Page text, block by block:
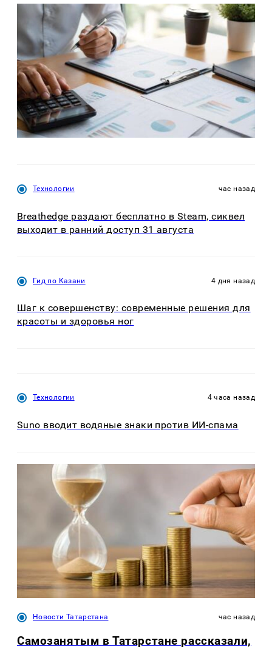
Технологии час назад
Breathedge раздают бесплатно в Steam, сиквел
выходит в ранний доступ 31 августа
Гид по Казани 4 дня назад
Шаг к совершенству: современные решения для
красоты и здоровья ног
Технологии 4 часа назад
Suno вводит водяные знаки против ИИ-спама
Новости Татарстана час назад
Самозанятым в Татарстане рассказали,